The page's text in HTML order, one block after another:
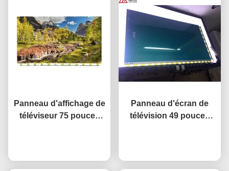
Panneau d'affichage de
téléviseur 75 pouces
Panneau d'écran de
télévision 49 pouces